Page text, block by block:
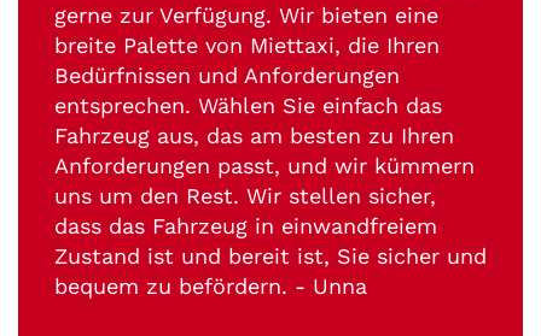
gerne zur Verfügung. Wir bieten eine
breite Palette von Miettaxi, die Ihren
Bedürfnissen und Anforderungen
entsprechen. Wählen Sie einfach das
Fahrzeug aus, das am besten zu Ihren
Anforderungen passt, und wir kümmern
uns um den Rest. Wir stellen sicher,
dass das Fahrzeug in einwandfreiem
Zustand ist und bereit ist, Sie sicher und
bequem zu befördern. - Unna